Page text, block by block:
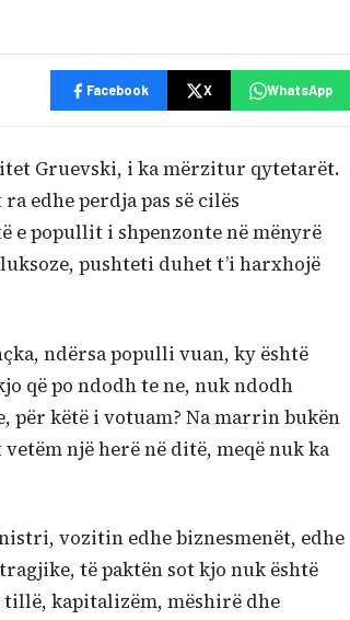
Facebook X WhatsApp
Gruevski, i ka mërzitur qytetarët.
edhe perdja pas së cilës
popullit i shpenzonte në mënyrë
pushteti duhet t’i harxhojë
ndërsa populli vuan, ky është
që po ndodh te ne, nuk ndodh
për këtë i votuam? Na marrin bukën
një herë në ditë, meqë nuk ka
vozitin edhe biznesmenët, edhe
të paktën sot kjo nuk është
tillë, kapitalizëm, mëshirë dhe